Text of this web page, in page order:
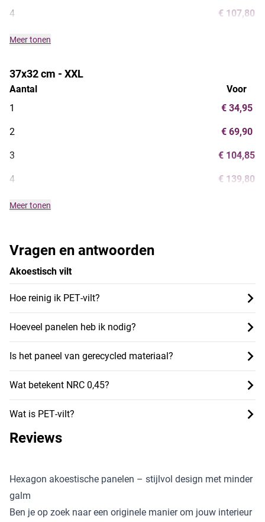
Vragen en antwoorden
Akoestisch vilt
Hoe reinig ik PET‑vilt?
Hoeveel panelen heb ik nodig?
Is het paneel van gerecycled materiaal?
Wat betekent NRC 0,45?
Wat is PET‑vilt?
4 € 107,80
Meer tonen
37x32 cm - XXL
Aantal
1
2
3
4
Voor
€ 34,95
€ 69,90
€ 104,85
€ 139,80
Meer tonen
Reviews
Hexagon akoestische panelen – stijlvol design met minder
galm
Ben je op zoek naar een originele manier om jouw interieur